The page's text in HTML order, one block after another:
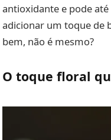
antioxidante e pode
adicionar um toque de
bem, não é mesmo?
O toque floral